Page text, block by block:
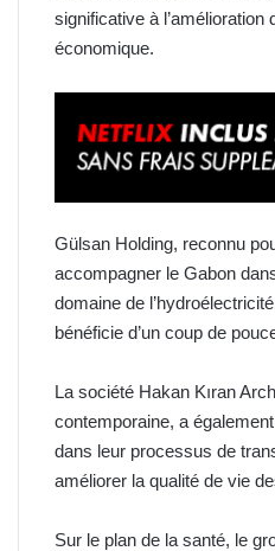
significative à
économique.
Gülsan Holding, reconnu
accompagner le Gabon
domaine de
bénéficie d’un coup de
La société Hakan Kıran
contemporaine, a
dans leur processus de
améliorer la qualité de vie
Sur le plan de la santé, le